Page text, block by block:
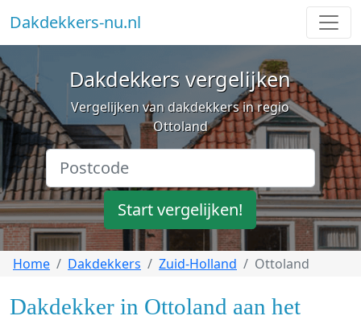
Dakdekkers-nu.nl
Dakdekkers vergelijken
Vergelijken van dakdekkers in regio
Ottoland
Start vergelijken!
Home Dakdekkers Zuid-Holland Ottoland
Dakdekker in Ottoland aan het